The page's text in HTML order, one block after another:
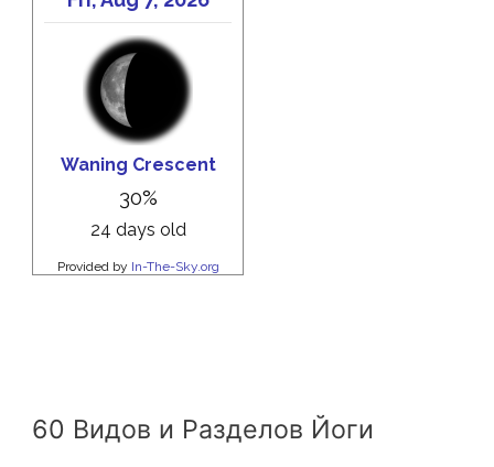
60 Видов и Разделов Йоги